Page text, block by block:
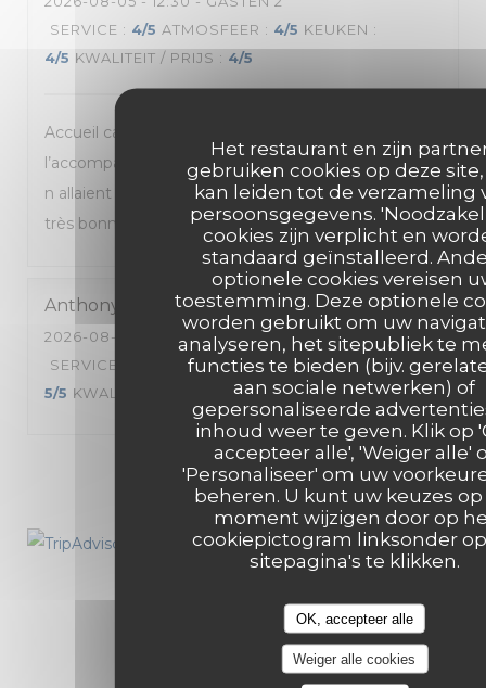
Het restaurant en zijn
gebruiken cookies op deze
kan leiden tot de verzameling
persoonsgegevens.
cookies zijn verplicht en
standaard geïnstalleerd.
optionele cookies vereisen
toestemming. Deze optionele
worden gebruikt om uw
analyseren, het sitepubliek te
functies te bieden (bijv.
aan sociale netwerken) of
gepersonaliseerde
inhoud weer te geven. Klik op
accepteer alle', 'Weiger alle'
'Personaliseer' om uw
beheren. U kunt uw keuzes
moment wijzigen door op
cookiepictogram linksonder
sitepagina's te klikken.
OK, accepteer alle
Weiger alle cookies
SERVICE : 4/5 ATMOSFEER : 4/5 KEUKEN :
4/5 KWALITEIT / PRIJS : 4/5
Accueil cadre super Ris de veau excellent Revoir
l’accompagnement des ris de veau qui a mon goût
n allaient absolument pas avec les ris de veau et la
très bonne sauce aux cèpes ! Dessert excellent
Anthony
2026-08-04
- 19:30 - GASTEN 2
SERVICE
ATMOSFEER: 5/5 KEUKEN :
5/5 KWALITEIT / PRIJS 5/5
1 2 3